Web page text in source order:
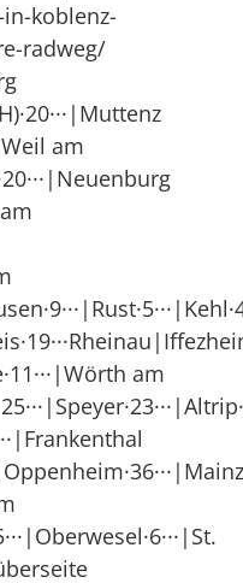
koblenz-
radweg/
am
am